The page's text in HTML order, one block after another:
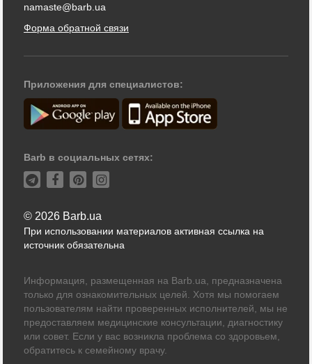
namaste@barb.ua
Форма обратной связи
Приложения для специалистов:
Barb в социальных сетях:
© 2026 Barb.ua
При использовании материалов активная ссылка на
источник обязательна
Информация, размещенная на Barb.ua, предназначена
только для ознакомительных целей. Хотя мы помогаем
пользователям найти проверенных исполнителей, мы не
предоставляем медицинские консультации, диагностику
или совет. Если у вас возникла проблема со здоровьем,
обратитесь к семейному врачу.